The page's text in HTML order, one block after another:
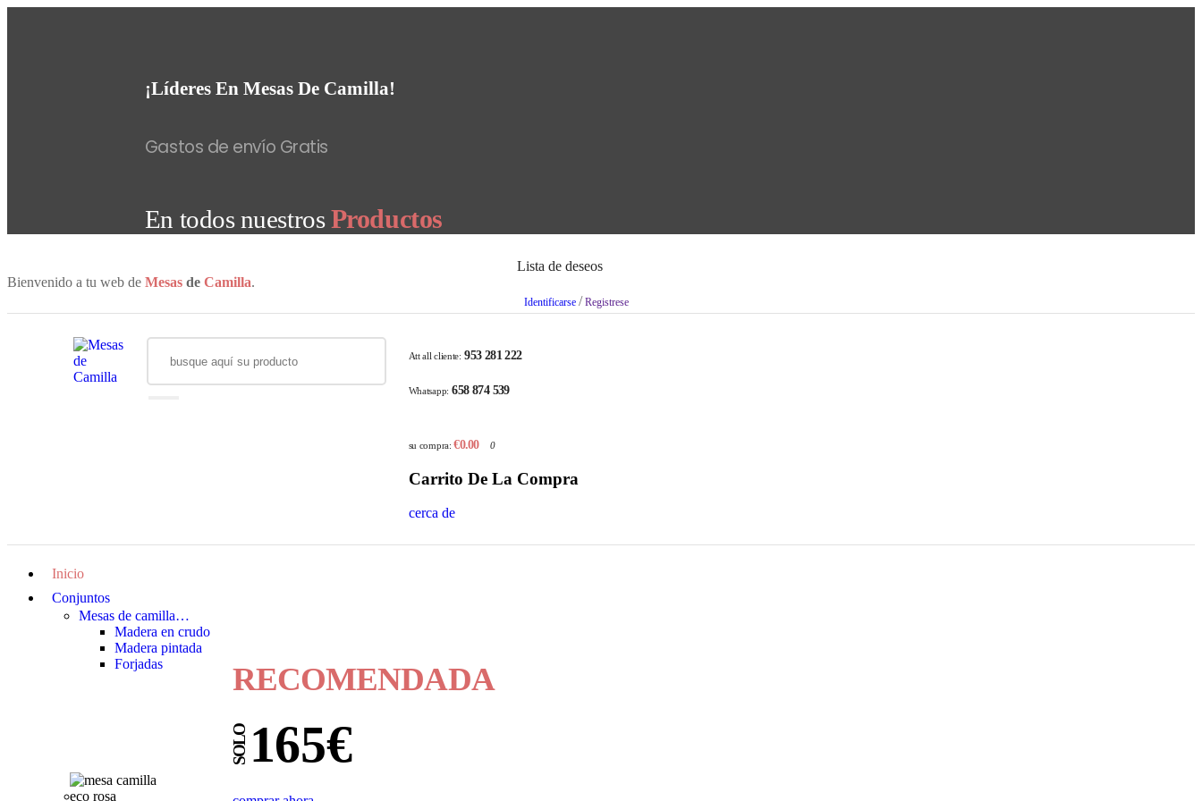
¡Líderes En Mesas De Camilla!
Gastos de envío Gratis
En todos nuestrosProductos
Bienvenido a tu web de Mesas de Camilla.
Lista de deseos
Identificarse / Registrese
Att all cliente: 953 281 222
Whatsapp: 658 874 539
su compra: €0.00 0
Carrito De La Compra
cerca de
Inicio
Conjuntos
Mesas de camilla…
Madera en crudo
Madera pintada
Forjadas
RECOMENDADA
SOLO165€